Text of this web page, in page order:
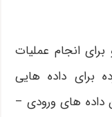
انجام عملیات
برای داده هایی
داده های ورودی –